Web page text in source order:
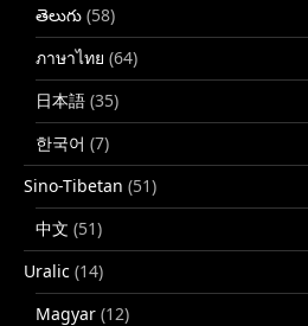
తెలుగు (58)
ภาษาไทย (64)
日本語 (35)
한국어 (7)
Sino-Tibetan (51)
中文 (51)
Uralic (14)
Magyar (12)